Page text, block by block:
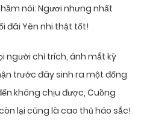
nói: Ngươi nhưng nhất
đãi Yên nhi thật tốt!
người chỉ trích, ánh mắt kỳ
trước đây sinh ra một đống
không chịu được, Cuồng
lại cũng là cao thủ háo sắc!